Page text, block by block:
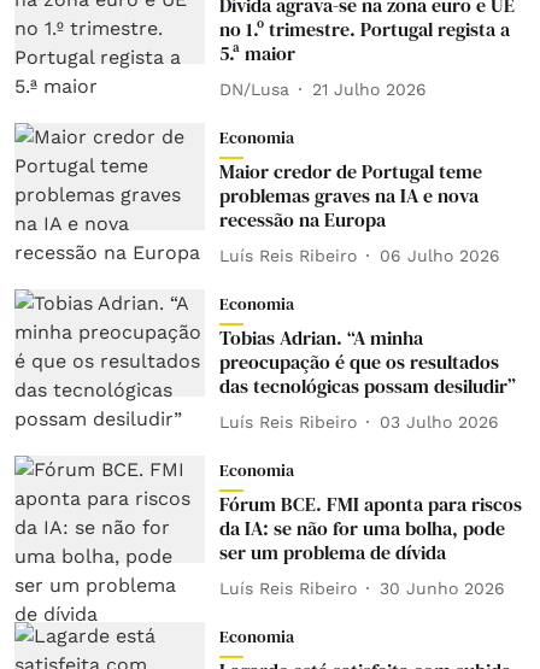
no 1.º trimestre. Portugal regista a
5.ª maior
DN/Lusa 21 Julho 2026
Economia
Maior credor de Portugal teme
problemas graves na IA e nova
recessão na Europa
Luís Reis Ribeiro 06 Julho 2026
Economia
Tobias Adrian. “A minha
preocupação é que os resultados
das tecnológicas possam desiludir”
Luís Reis Ribeiro 03 Julho 2026
Economia
Fórum BCE. FMI aponta para riscos
da IA: se não for uma bolha, pode
ser um problema de dívida
Luís Reis Ribeiro 30 Junho 2026
Economia